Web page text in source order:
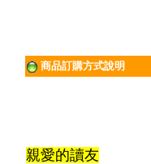
商品訂購方式說明
親愛的讀友